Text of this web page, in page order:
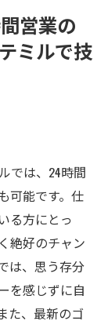
営業の
ミルで技
では、24時間
可能です。仕
る方にとっ
絶好のチャン
は、思う存分
を感じずに自
た、最新のゴ